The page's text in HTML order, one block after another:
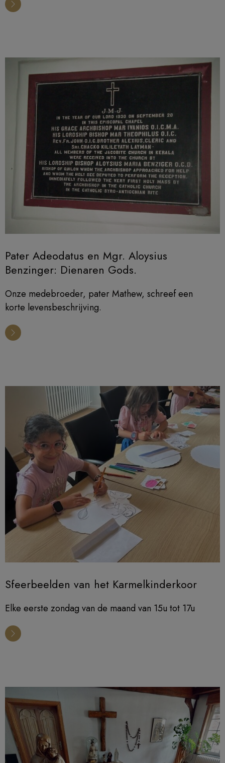
Pater Adeodatus en Mgr. Aloysius
Benzinger: Dienaren Gods.
Onze medebroeder, pater Mathew, schreef een
korte levensbeschrijving.
Sfeerbeelden van het Karmelkinderkoor
Elke eerste zondag van de maand van 15u tot 17u